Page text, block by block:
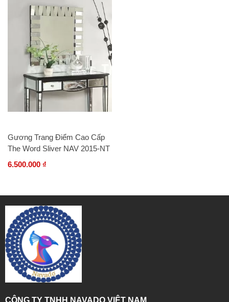
Gương Trang Điểm Cao Cấp
The Word Sliver NAV 2015-NT
6.500.000 ₫
CÔNG TY TNHH NAVADO VIỆT NAM